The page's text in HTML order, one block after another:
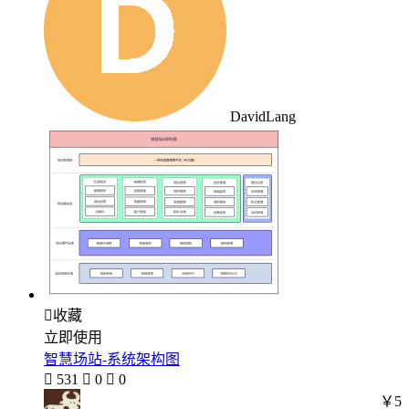
DavidLang
收藏
立即使用
智慧场站-系统架构图
 531  0  0
￥5